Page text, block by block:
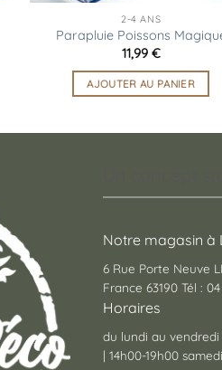
2-4 ANS
Parapluie Poissons
11,99 €
AJOUTER AU PANIER
Notre magasin à
6 Rue Porte Neuve
France 63190 Tél :
Horaires
du lundi au vendredi
| 14h00-19h00